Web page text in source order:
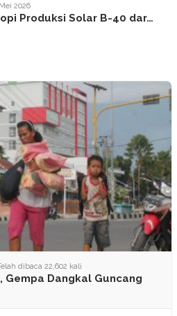
2026
Produksi Solar B-40 dar…
dibaca 22,602 kali
Gempa Dangkal Guncang